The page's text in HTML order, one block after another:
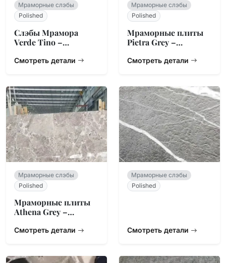
Мраморные слэбы
Polished
Слэбы Мрамора
Verde Tino –
Змеевик Зеленый
Смотреть детали
Мраморные слэбы
Polished
Мраморные плиты
Pietra Grey –
Угольный
Смотреть детали
Мраморные слэбы
Polished
Мраморные плиты
Athena Grey –
Смотреть детали
Мраморные слэбы
Polished
Смотреть детали